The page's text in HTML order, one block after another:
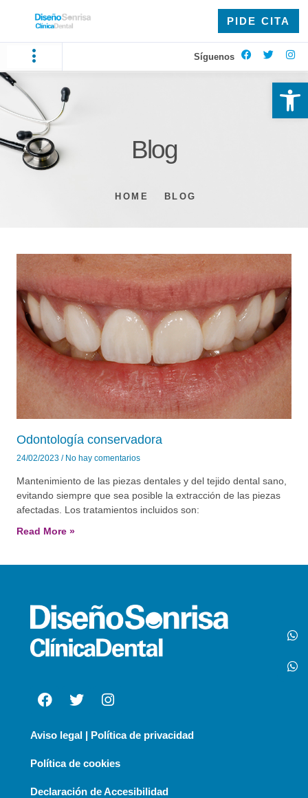
PIDE CITA
Síguenos
Blog
HOME BLOG
Odontología conservadora
24/02/2023 No hay comentarios
Mantenimiento de las piezas dentales y del tejido dental sano,
evitando siempre que sea posible la extracción de las piezas
afectadas. Los tratamientos incluidos son:
Read More »
Aviso legal | Política de privacidad
Política de cookies
Declaración de Accesibilidad